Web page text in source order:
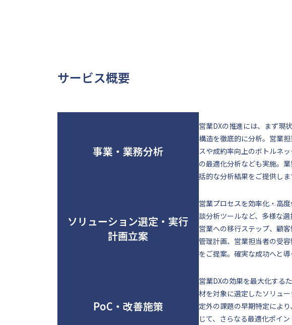
サービス概要
事業・業務分析
営業DXの推進には、まず現
構造を徹底的に分析。営業
スや成約率向上のボトルネ
の最適化分析なども実施。
括的な分析結果をご提供しま
ソリューション選定・実行
計画立案
営業プロセスを効率化・高
談分析ツールなど、多様な
営業への移行ステップ、顧
管理計画、営業担当者の受
をご提案。確実な成功へと導
PoC・改善施策
営業DXの効果を最大化する
材を対象に選定したソリュ
定外の課題の早期特定によ
じて、さらなる最適化ポイ